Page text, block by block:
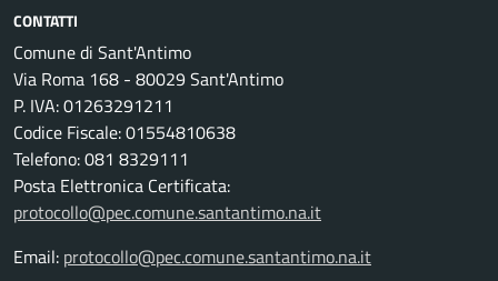
CONTATTI
Comune di Sant'Antimo
Via Roma 168 - 80029 Sant'Antimo
P. IVA: 01263291211
Codice Fiscale: 01554810638
Telefono: 081 8329111
Posta Elettronica Certificata:
protocollo@pec.comune.santantimo.na.it
Email: protocollo@pec.comune.santantimo.na.it